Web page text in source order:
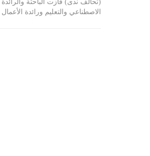
(تحالف ندى) فازت الباحثة
الاصطناعي والتعليم ورائدة